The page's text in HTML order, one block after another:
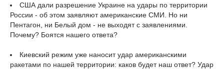
США дали разрешение Украине на удары по территории
России - об этом заявляют американские СМИ. Но ни
Пентагон, ни Белый дом - не выходят с заявлениями.
Почему? Боятся нашего ответа?
Киевский режим уже наносит удар американскими
ракетами по нашей территории: каков будет наш ответ? Удар